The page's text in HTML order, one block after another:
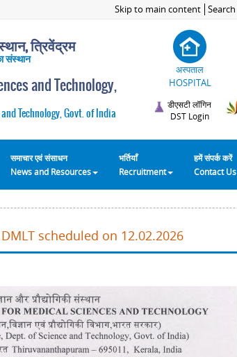
Skip to main content Search
त्रिवेंद्रम
संस्थान
and Technology,
Technology, Govt. of India
अस्पताल
HOSPITAL
डीएसटी लॉगिन
DST Login
समाचार एवं संसाधन
News and Resources
भर्तियाँ
Recruitment
हमें संपर्क करें
Contact Us
scheduled on 12.02.2026